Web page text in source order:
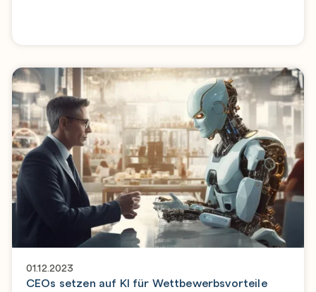
01.12.2023
CEOs setzen auf KI für Wettbewerbsvorteile